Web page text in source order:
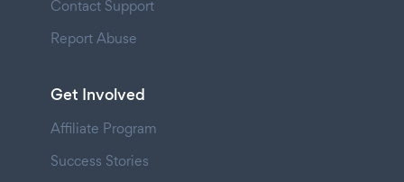
Contact Support
Report Abuse
Get Involved
Affiliate Program
Success Stories